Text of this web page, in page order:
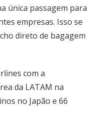
única passagem para
empresas. Isso se
direto de bagagem
com a
da LATAM na
no Japão e 66